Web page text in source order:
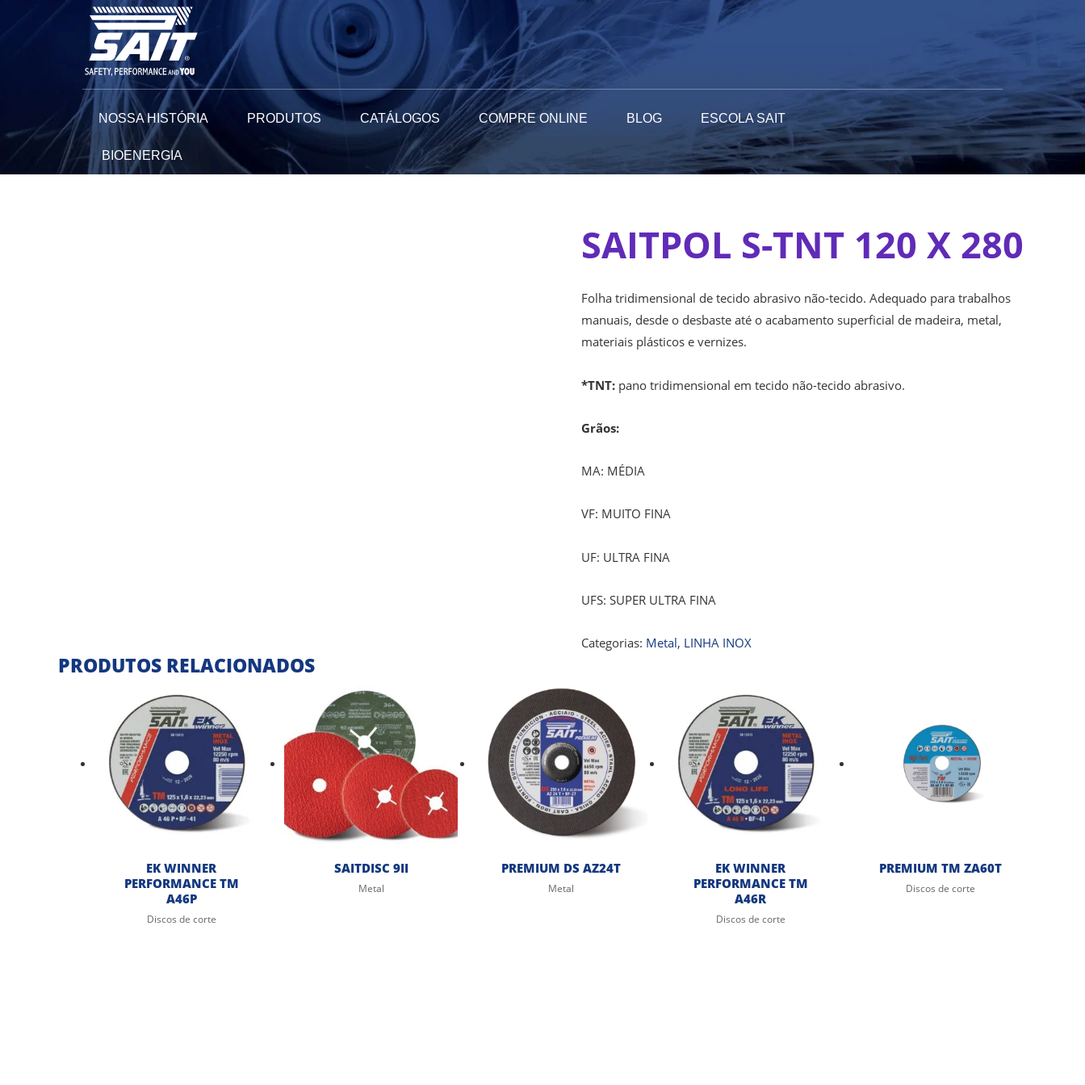
NOSSA HISTÓRIA PRODUTOS CATÁLOGOS COMPRE ONLINE BLOG ESCOLA SAIT
BIOENERGIA
SAITPOL S-TNT 120 X 280
Folha tridimensional de tecido abrasivo não-tecido. Adequado para trabalhos
manuais, desde o desbaste até o acabamento superficial de madeira, metal,
materiais plásticos e vernizes.
*TNT: pano tridimensional em tecido não-tecido abrasivo.
Grãos:
MA: MÉDIA
VF: MUITO FINA
UF: ULTRA FINA
UFS: SUPER ULTRA FINA
Categorias: Metal, LINHA INOX
PRODUTOS RELACIONADOS
EK WINNER
PERFORMANCE TM
A46P
Discos de corte
SAITDISC 9II
Metal
PREMIUM DS AZ24T
Metal
EK WINNER
PERFORMANCE TM
A46R
Discos de corte
PREMIUM TM ZA60T
Discos de corte